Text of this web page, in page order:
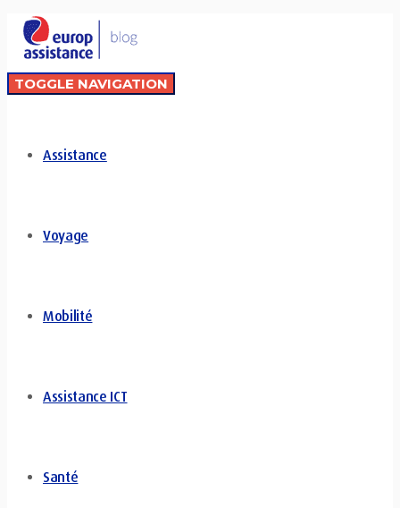
TOGGLE NAVIGATION
Assistance
Voyage
Mobilité
Assistance ICT
Santé